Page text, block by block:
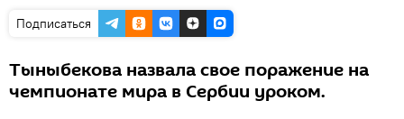
Подписаться
Тыныбекова назвала свое поражение на
чемпионате мира в Сербии уроком.